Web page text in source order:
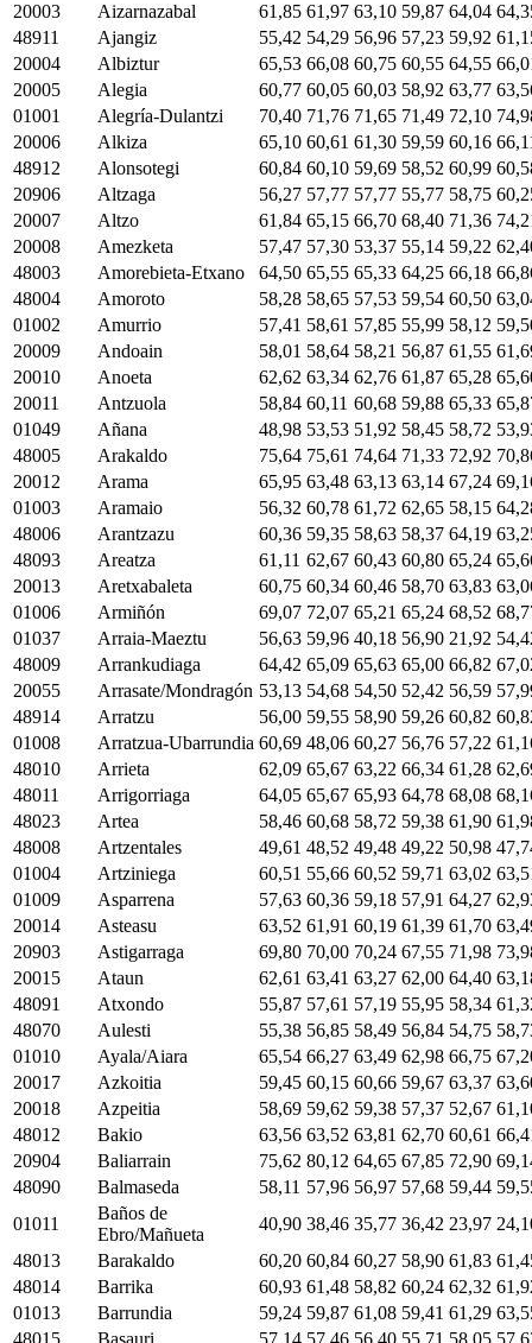
20003
Aizarnazabal 61,85 61,97 63,10 59,87 64,04
48911
Ajangiz 55,42 54,29 56,96 57,23 59,92
20004
Albiztur 65,53 66,08 60,75 60,55 64,55
20005
Alegia 60,77 60,05 60,03 58,92 63,77
01001
Alegría-Dulantzi 70,40 71,76 71,65 71,49 72,10
20006
Alkiza 65,10 60,61 61,30 59,59 60,16
48912
Alonsotegi 60,84 60,10 59,69 58,52 60,99
20906
Altzaga 56,27 57,77 57,77 55,77 58,75
20007
Altzo 61,84 65,15 66,70 68,40 71,36
20008
Amezketa 57,47 57,30 53,37 55,14 59,22
48003
Amorebieta-Etxano 64,50 65,55 65,33 64,25 66,18
48004
Amoroto 58,28 58,65 57,53 59,54 60,50
01002
Amurrio 57,41 58,61 57,85 55,99 58,12
20009
Andoain 58,01 58,64 58,21 56,87 61,55
20010
Anoeta 62,62 63,34 62,76 61,87 65,28
20011
Antzuola 58,84 60,11 60,68 59,88 65,33
01049
Añana 48,98 53,53 51,92 58,45 58,72
48005
Arakaldo 75,64 75,61 74,64 71,33 72,92
20012
Arama 65,95 63,48 63,13 63,14 67,24
01003
Aramaio 56,32 60,78 61,72 62,65 58,15
48006
Arantzazu 60,36 59,35 58,63 58,37 64,19
48093
Areatza 61,11 62,67 60,43 60,80 65,24
20013
Aretxabaleta 60,75 60,34 60,46 58,70 63,83
01006
Armiñón 69,07 72,07 65,21 65,24 68,52
01037
Arraia-Maeztu 56,63 59,96 40,18 56,90 21,92
48009
Arrankudiaga 64,42 65,09 65,63 65,00 66,82
20055
Arrasate/Mondragón 53,13 54,68 54,50 52,42 56,59
48914
Arratzu 56,00 59,55 58,90 59,26 60,82
01008
Arratzua-Ubarrundia 60,69 48,06 60,27 56,76 57,22
48010
Arrieta 62,09 65,67 63,22 66,34 61,28
48011
Arrigorriaga 64,05 65,67 65,93 64,78 68,08
48023
Artea 58,46 60,68 58,72 59,38 61,90
48008
Artzentales 49,61 48,52 49,48 49,22 50,98
01004
Artziniega 60,51 55,66 60,52 59,71 63,02
01009
Asparrena 57,63 60,36 59,18 57,91 64,27
20014
Asteasu 63,52 61,91 60,19 61,39 61,70
20903
Astigarraga 69,80 70,00 70,24 67,55 71,98
20015
Ataun 62,61 63,41 63,27 62,00 64,40
48091
Atxondo 55,87 57,61 57,19 55,95 58,34
48070
Aulesti 55,38 56,85 58,49 56,84 54,75
01010
Ayala/Aiara 65,54 66,27 63,49 62,98 66,75
20017
Azkoitia 59,45 60,15 60,66 59,67 63,37
20018
Azpeitia 58,69 59,62 59,38 57,37 52,67
48012
Bakio 63,56 63,52 63,81 62,70 60,61
20904
Baliarrain 75,62 80,12 64,65 67,85 72,90
48090
Balmaseda 58,11 57,96 56,97 57,68 59,44
01011
Baños de
Ebro/Mañueta
40,90 38,46 35,77 36,42 23,97
48013
Barakaldo 60,20 60,84 60,27 58,90 61,83
48014
Barrika 60,93 61,48 58,82 60,24 62,32
01013
Barrundia 59,24 59,87 61,08 59,41 61,29
48015
Basauri 57,14 57,46 56,40 55,71 58,05